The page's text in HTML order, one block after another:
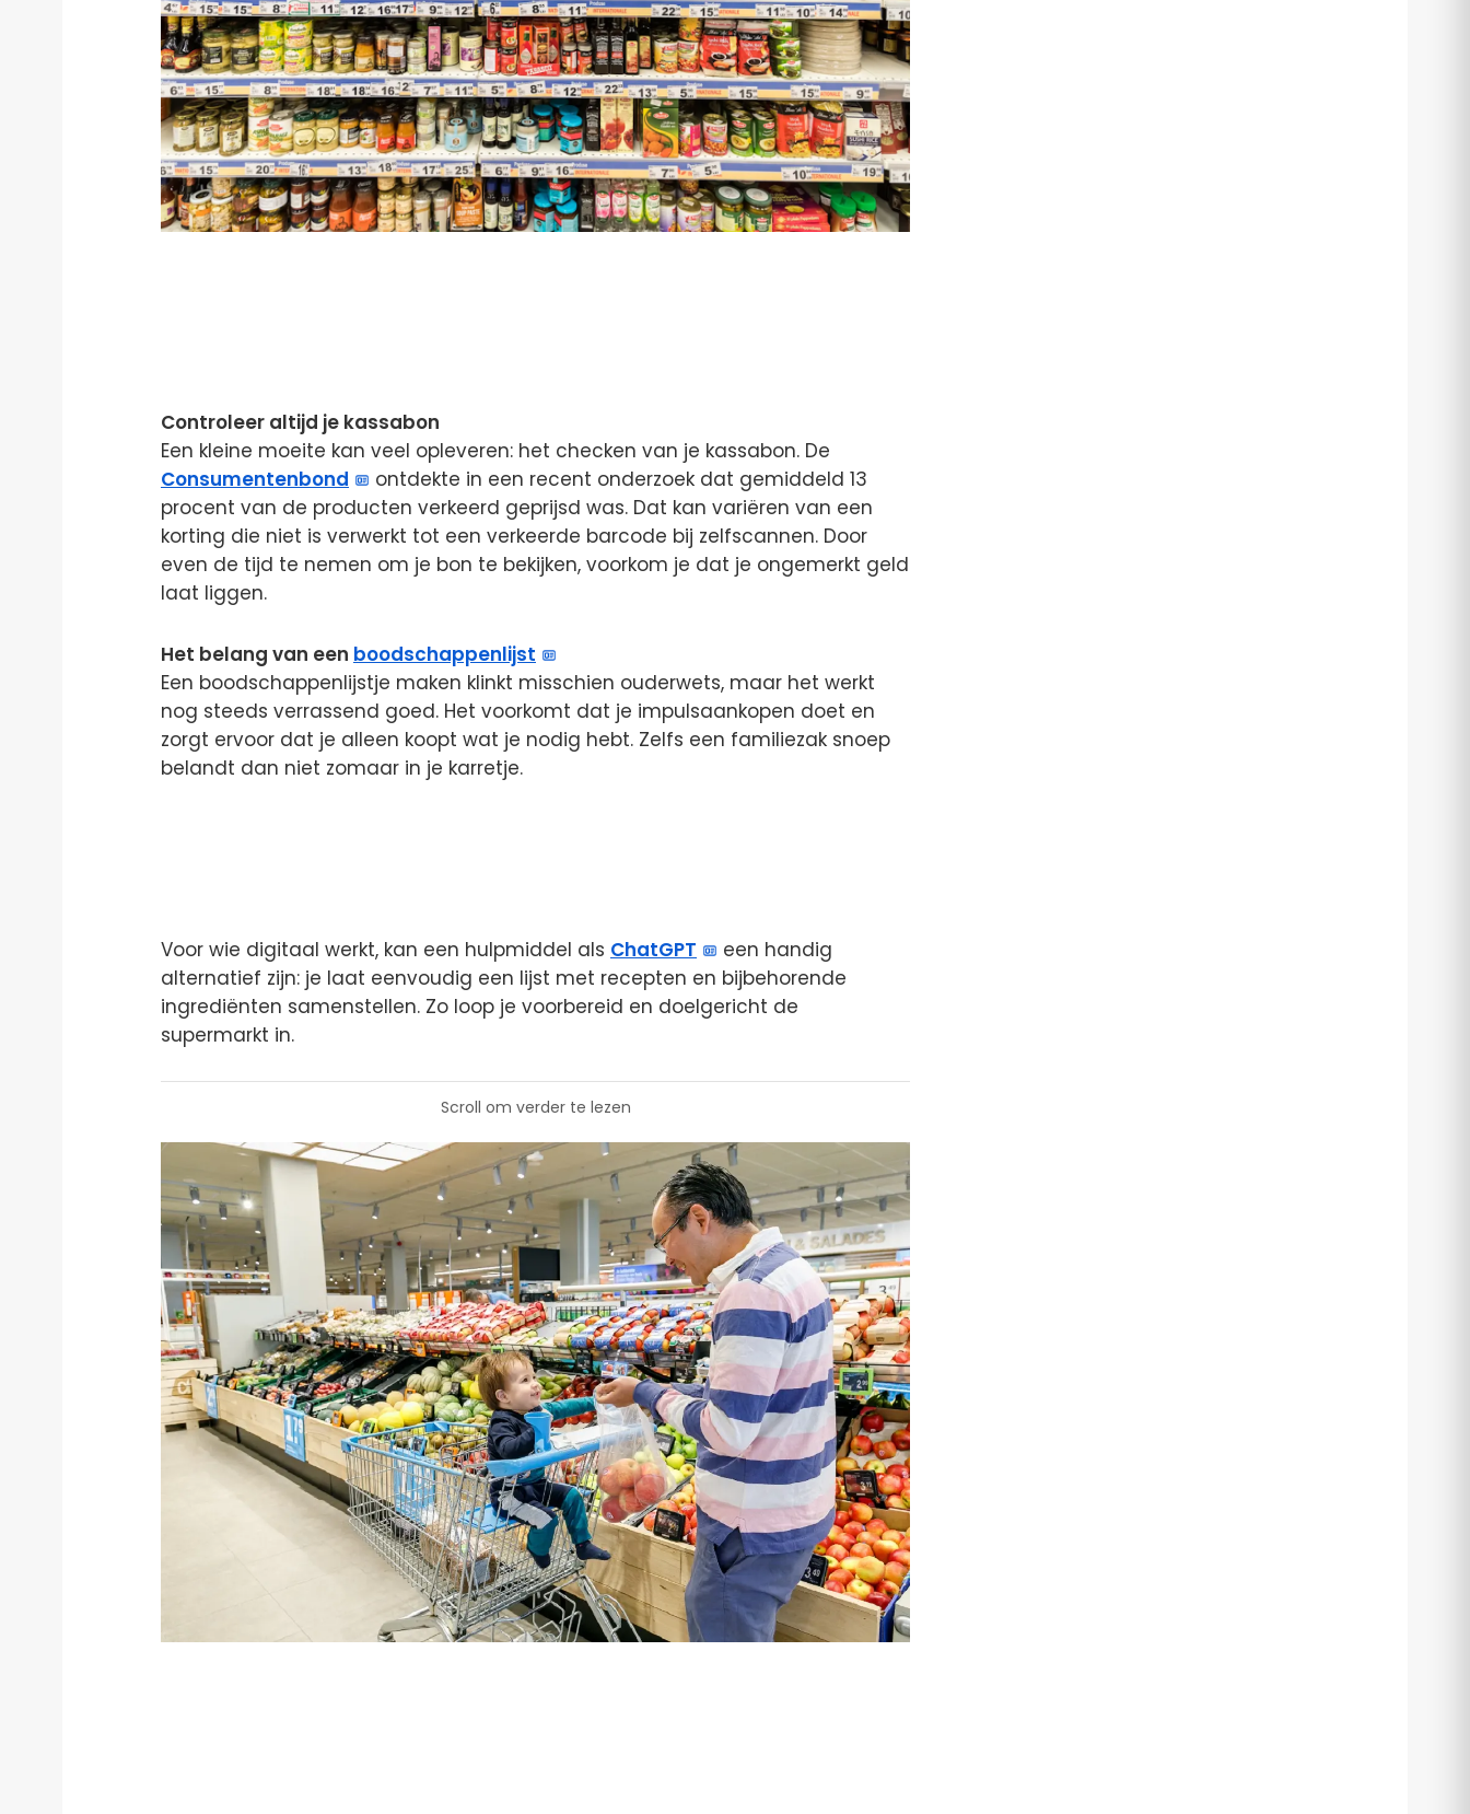
Controleer altijd je kassabon
Een kleine moeite kan veel opleveren: het checken van je kassabon. De
Consumentenbond
ontdekte in een recent onderzoek dat gemiddeld 13
procent van de producten verkeerd geprijsd was. Dat kan variëren van een
korting die niet is verwerkt tot een verkeerde barcode bij zelfscannen. Door
even de tijd te nemen om je bon te bekijken, voorkom je dat je ongemerkt geld
laat liggen.
Het belang van een boodschappenlijst
Een boodschappenlijstje maken klinkt misschien ouderwets, maar het werkt
nog steeds verrassend goed. Het voorkomt dat je impulsaankopen doet en
zorgt ervoor dat je alleen koopt wat je nodig hebt. Zelfs een familiezak snoep
belandt dan niet zomaar in je karretje.
Voor wie digitaal werkt, kan een hulpmiddel als ChatGPT
een handig
alternatief zijn: je laat eenvoudig een lijst met recepten en bijbehorende
ingrediënten samenstellen. Zo loop je voorbereid en doelgericht de
supermarkt in.
Scroll om verder te lezen